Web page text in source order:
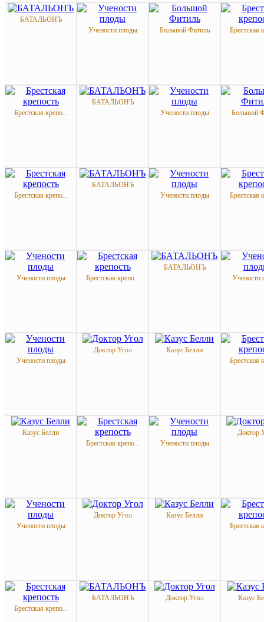
БАТАЛЬОНЪ
Учености плоды
Большой Фитиль Брестская
Брестская крепо...
БАТАЛЬОНЪ
Учености плоды
Большой
Брестская крепо...
БАТАЛЬОНЪ
Учености плоды
Брестская
Учености плоды Брестская крепо...
БАТАЛЬОНЪ
Учености
Учености плоды
Доктор Угол
Казус Белли
Брестская
Казус Белли
Брестская крепо...
Учености плоды
Доктор
Учености плоды
Доктор Угол
Казус Белли
Брестская
Брестская крепо...
БАТАЛЬОНЪ Доктор Угол Казус